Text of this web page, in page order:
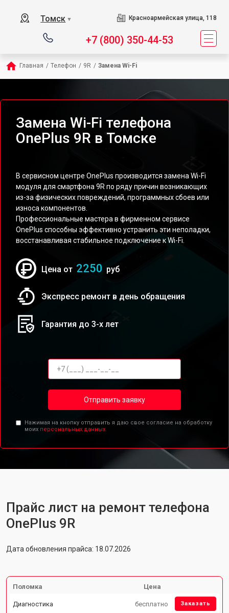
Томск ▼ Красноармейская улица, 118
+7 (800) 350-44-53
Главная / Телефон / 9R / Замена Wi-Fi
Замена Wi-Fi телефона
OnePlus 9R в Томске
В сервисном центре OnePlus производится замена Wi-Fi
модуля для смартфона 9R по ряду причин возникающих
из-за физических повреждений, программных сбоев или
износа компонентов.
Профессиональные мастера в фирменном сервисе
OnePlus способны эффективно устранить эти неполадки,
восстанавливая стабильное подключение к Wi-Fi.
Цена от 2250 руб
Экспресс ремонт в день обращения
Гарантия до 3-х лет
Отправить заявку
Нажимая на кнопку отправить я даю свое согласие на обработку
моих персональных данных.
Прайс лист на ремонт телефона
OnePlus 9R
Дата обновления прайса: 18.07.2026
Поломка Цена
Диагностика бесплатно Заказать